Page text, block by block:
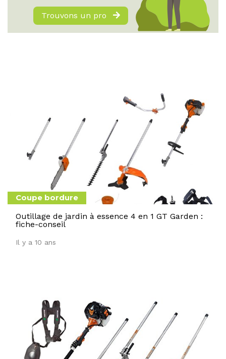
Trouvons un pro
Coupe bordure
Outillage de jardin à essence 4 en 1 GT Garden :
fiche-conseil
Il y a 10 ans